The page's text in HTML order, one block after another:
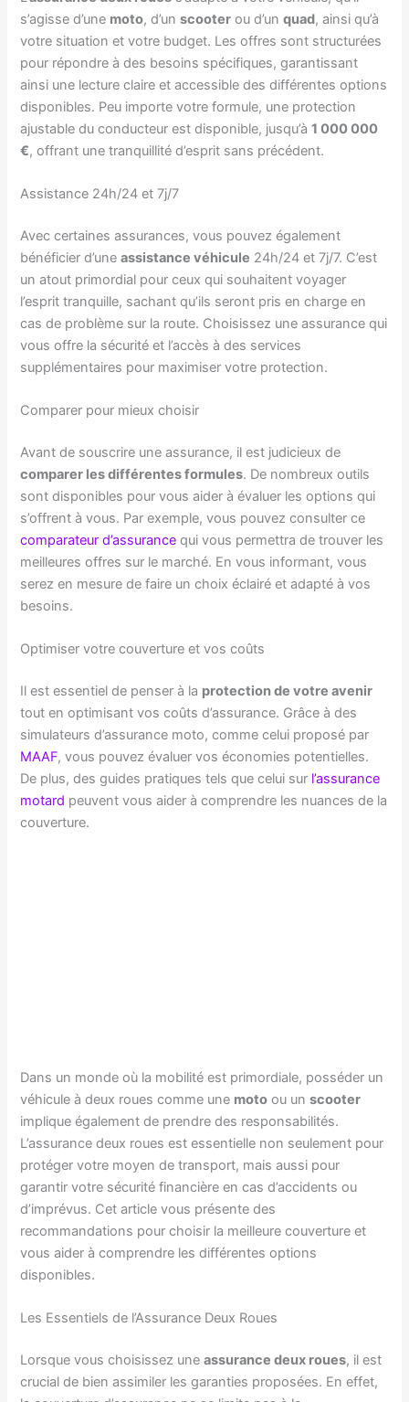
s’agisse d’une moto, d’unscooter ou d’unquad, ainsi qu’à
votre situation et votre budget. Les offres sont structurées
pour répondre à des besoins spécifiques, garantissant
ainsi une lecture claire et accessible des différentes options
disponibles. Peu importe votre formule, une protection
ajustable du conducteur est disponible, jusqu’à1 000 000
€, offrant une tranquillité d’esprit sans précédent.
Assistance 24h/24 et 7j/7
Avec certaines assurances, vous pouvez également
bénéficier d’uneassistance véhicule 24h/24 et 7j/7. C’est
un atout primordial pour ceux qui souhaitent voyager
l’esprit tranquille, sachant qu’ils seront pris en charge en
cas de problème sur la route. Choisissez une assurance qui
vous offre la sécurité et l’accès à des services
supplémentaires pour maximiser votre protection.
Comparer pour mieux choisir
Avant de souscrire une assurance, il est judicieux de
comparer les différentes formules. De nombreux outils
sont disponibles pour vous aider à évaluer les options qui
s’offrent à vous. Par exemple, vous pouvez consulter ce
comparateur d’assurance qui vous permettra de trouver les
meilleures offres sur le marché. En vous informant, vous
serez en mesure de faire un choix éclairé et adapté à vos
besoins.
Optimiser votre couverture et vos coûts
Il est essentiel de penser à la protection de votre avenir
tout en optimisant vos coûts d’assurance. Grâce à des
simulateurs d’assurance moto, comme celui proposé par
MAAF, vous pouvez évaluer vos économies potentielles.
De plus, des guides pratiques tels que celui sur l’assurance
motard peuvent vous aider à comprendre les nuances de la
couverture.
Dans un monde où la mobilité est primordiale, posséder un
véhicule à deux roues comme une moto ou unscooter
implique également de prendre des responsabilités.
L’assurance deux roues est essentielle non seulement pour
protéger votre moyen de transport, mais aussi pour
garantir votre sécurité financière en cas d’accidents ou
d’imprévus. Cet article vous présente des
recommandations pour choisir la meilleure couverture et
vous aider à comprendre les différentes options
disponibles.
Les Essentiels de l’Assurance Deux Roues
Lorsque vous choisissez uneassurance deux roues, il est
crucial de bien assimiler les garanties proposées. En effet,